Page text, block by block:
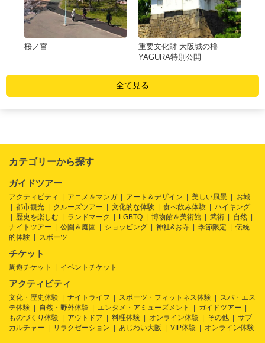
桜ノ宮
重要文化財 大阪城の櫓
YAGURA特別公開
全て見る
カテゴリーから探す
ガイドツアー
アクティビティ アニメ＆マンガ アート＆デザイン 美しい風景
お城
都市観光
クルーズツアー 文化的な体験 食べ飲み体験
ハイキング
歴史を楽しむ
ランドマーク LGBTQ 博物館＆美術館 武術
自然
ナイトツアー
公園＆庭園 ショッピング 神社&お寺 季節限定
伝統
的体験
スポーツ
チケット
周遊チケット イベントチケット
アクティビティ
文化・歴史体験 ナイトライフ スポーツ・フィットネス体験
スパ・エス
テ体験
自然・野外体験 エンタメ・アミューズメント
ガイドツアー
ものづくり体験
アウトドア 料理体験 オンライン体験 その他
サブ
カルチャー
リラクゼーション あじわい大阪 VIP体験 オンライン体験